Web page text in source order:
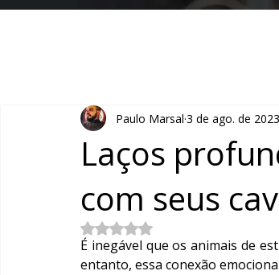
Laços
com seus
Paulo Marsal 3 de ago. de 2023
Avaliado com NaN de 5 estrelas.
É inegável que os animais de
entanto, essa conexão